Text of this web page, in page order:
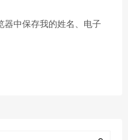
器中保存我的姓名、电子